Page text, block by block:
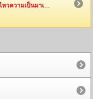
มาอัพเดทกระแสความเคลื่อนไหวความเป็นมาเป็นไปของทีมงานรังสิมันต์กันค่ะ ว่าพวกเค้าเหล่านี้ได้ไปทำอะไรกันมาบ้าง